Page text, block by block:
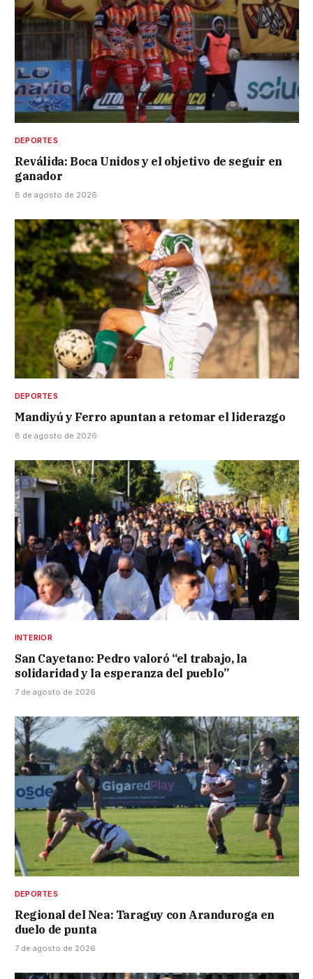
DEPORTES
Reválida: Boca Unidos y el objetivo de seguir en
ganador
8 de agosto de 2026
DEPORTES
Mandiyú y Ferro apuntan a retomar el liderazgo
8 de agosto de 2026
INTERIOR
San Cayetano: Pedro valoró “el trabajo, la
solidaridad y la esperanza del pueblo”
7 de agosto de 2026
DEPORTES
Regional del Nea: Taraguy con Aranduroga en
duelo de punta
7 de agosto de 2026